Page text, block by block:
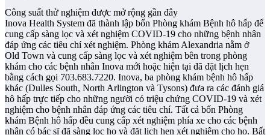
Công suất thử nghiệm được mở rộng gần đây
Inova Health System đã thành lập bốn Phòng khám Bệnh hô hấp để
cung cấp sàng lọc và xét nghiệm COVID-19 cho những bệnh nhân
đáp ứng các tiêu chí xét nghiệm. Phòng khám Alexandria nằm ở
Old Town và cung cấp sàng lọc và xét nghiệm bên trong phòng
khám cho các bệnh nhân Inova mới hoặc hiện tại đã đặt lịch hẹn
bằng cách gọi 703.683.7220. Inova, ba phòng khám bệnh hô hấp
khác (Dulles South, North Arlington và Tysons) đưa ra các đánh giá
hô hấp trực tiếp cho những người có triệu chứng COVID-19 và xét
nghiệm cho bệnh nhân đáp ứng các tiêu chí. Tất cả bốn Phòng
khám Bệnh hô hấp đều cung cấp xét nghiệm phía xe cho các bệnh
nhân có bác sĩ đã sàng lọc họ và đặt lịch hẹn xét nghiệm cho họ. Bất